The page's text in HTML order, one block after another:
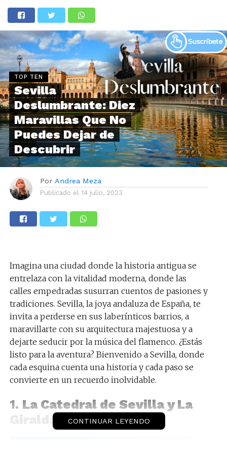
TOP TEN
Sevilla
Deslumbrante: Diez
Maravillas Que No
Puedes Dejar de
Descubrir
Por Andrea Meza
Publicado el 14 julio, 2023
Imagina una ciudad donde la historia antigua se
entrelaza con la vitalidad moderna, donde las
calles empedradas susurran cuentos de pasiones y
tradiciones. Sevilla, la joya andaluza de España, te
invita a perderse en sus laberínticos barrios, a
maravillarte con su arquitectura majestuosa y a
dejarte seducir por la música del flamenco. ¿Estás
listo para la aventura? Bienvenido a Sevilla, donde
cada esquina cuenta una historia y cada paso se
convierte en un recuerdo inolvidable.
1. La Catedral de Sevilla y La
Giralda
CONTINUAR LEYENDO